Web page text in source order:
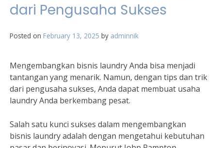
dari Pengusaha Sukses
Posted on February 13, 2025 by adminnik
Mengembangkan bisnis laundry Anda bisa menjadi
tantangan yang menarik. Namun, dengan tips dan trik
dari pengusaha sukses, Anda dapat membuat usaha
laundry Anda berkembang pesat.
Salah satu kunci sukses dalam mengembangkan
bisnis laundry adalah dengan mengetahui kebutuhan